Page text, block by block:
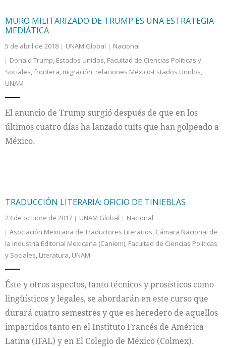
MURO MILITARIZADO DE TRUMP ES UNA ESTRATEGIA
MEDIÁTICA
5 de abril de 2018 UNAM Global
Nacional
Donald Trump, Estados Unidos, Facultad de Ciencias Políticas y
Sociales,frontera, migración, relaciones México-Estados Unidos,
UNAM
El anuncio de Trump surgió después de que en los
últimos cuatro días ha lanzado tuits que han golpeado a
México.
TRADUCCIÓN LITERARIA: OFICIO DE TINIEBLAS
23 de octubre de 2017 UNAM Global
Nacional
Asociación Mexicana de Traductores Literarios, Cámara Nacional de
la Industria Editorial Mexicana (Caniem), Facultad de Ciencias Políticas
y Sociales, Literatura, UNAM
Éste y otros aspectos, tanto técnicos y prosísticos como
lingüísticos y legales, se abordarán en este curso que
durará cuatro semestres y que es heredero de aquellos
impartidos tanto en el Instituto Francés de América
Latina (IFAL) y en El Colegio de México (Colmex).